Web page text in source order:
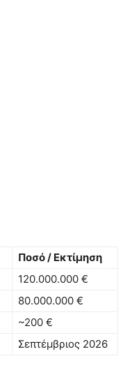
Ποσό / Εκτίμηση
120.000.000 €
80.000.000 €
~200 €
Σεπτέμβριος 2026